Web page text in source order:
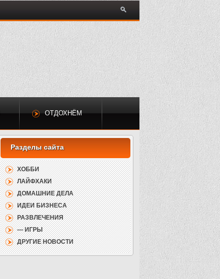
ОТДОХНЁМ
ХОББИ
ЛАЙФХАКИ
ДОМАШНИЕ ДЕЛА
ИДЕИ БИЗНЕСА
РАЗВЛЕЧЕНИЯ
— ИГРЫ
ДРУГИЕ НОВОСТИ